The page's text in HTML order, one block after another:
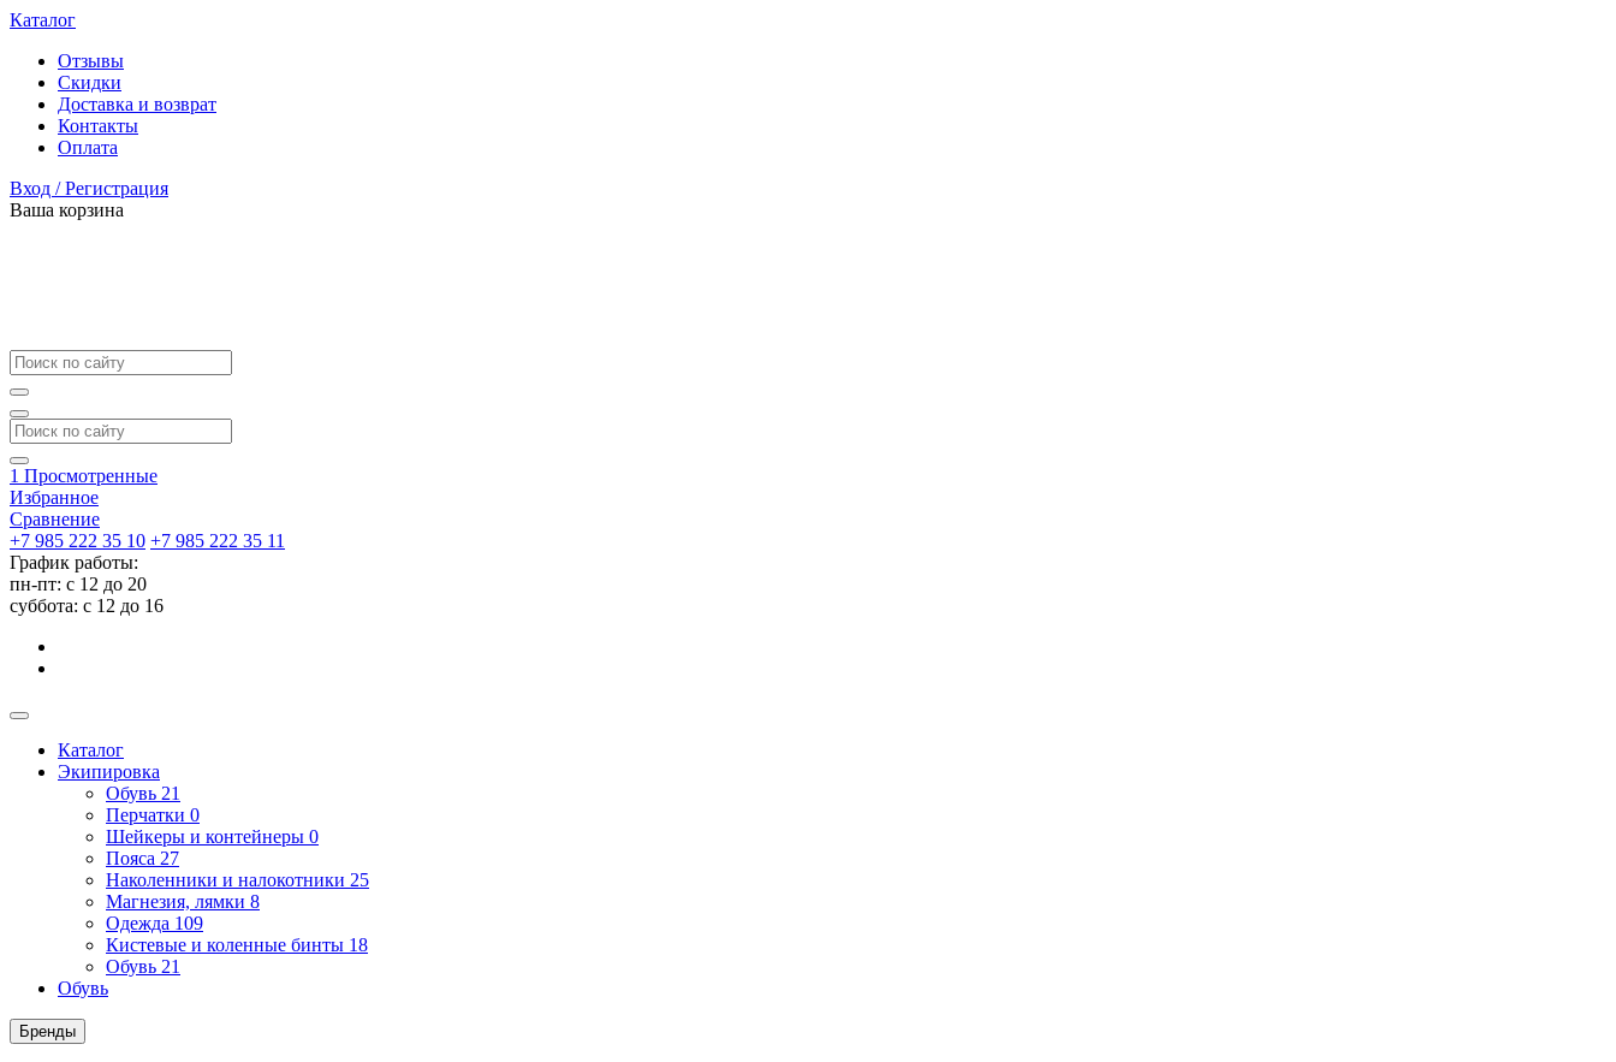
Каталог
Отзывы
Скидки
Доставка и возврат
Контакты
Оплата
Вход / Регистрация
Ваша корзина
1 Просмотренные
Избранное
Сравнение
+7 985 222 35 10 +7 985 222 35 11
График работы:
пн-пт: с 12 до 20
суббота: c 12 до 16
Каталог
Экипировка
Обувь 21
Перчатки 0
Шейкеры и контейнеры 0
Пояса 27
Наколенники и налокотники 25
Магнезия, лямки 8
Одежда 109
Кистевые и коленные бинты 18
Обувь 21
Обувь
Бренды